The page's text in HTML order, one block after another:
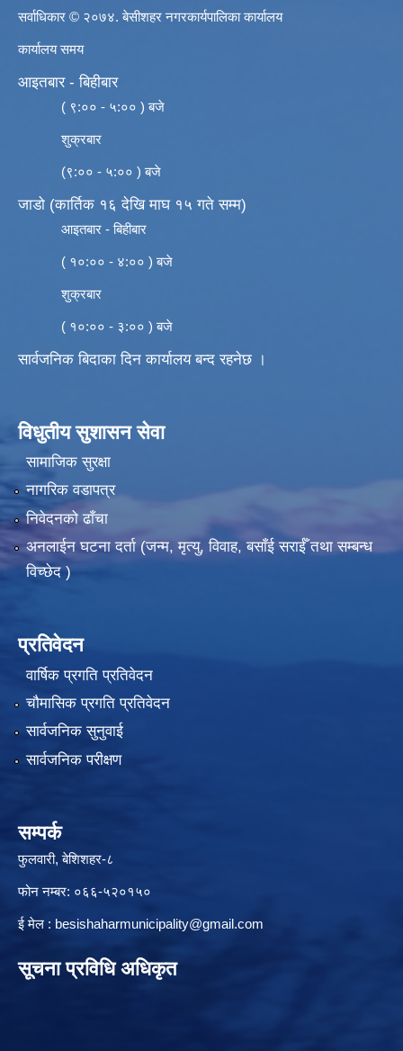
सर्वाधिकार © २०७४. बेसीशहर नगरकार्यपालिका कार्यालय
कार्यालय समय
आइतबार - बिहीबार
( ९:०० - ५:०० ) बजे
शुक्रबार
(९:०० - ५:०० ) बजे
जाडो (कार्तिक १६ देखि माघ १५ गते सम्म)
आइतबार - बिहीबार
( १०:०० - ४:०० ) बजे
शुक्रबार
( १०:०० - ३:०० ) बजे
सार्वजनिक बिदाका दिन कार्यालय बन्द रहनेछ ।
विधुतीय सुशासन सेवा
सामाजिक सुरक्षा
नागरिक वडापत्र
निवेदनको ढाँचा
अनलाईन घटना दर्ता (जन्म, मृत्यु, विवाह, बसाँई सराईँ तथा सम्बन्ध
विच्छेद )
प्रतिवेदन
वार्षिक प्रगति प्रतिवेदन
चौमासिक प्रगति प्रतिवेदन
सार्वजनिक सुनुवाई
सार्वजनिक परीक्षण
सम्पर्क
फुलवारी, बेशिशहर-८
फोन नम्बर: ०६६-५२०१५०
ई मेल : besishaharmunicipality@gmail.com
सूचना प्रविधि अधिकृत